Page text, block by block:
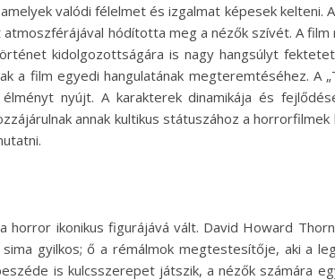
valódi félelmet és izgalmat képesek kelteni.
hódította meg a nézők szívét. A film
kidolgozottságára is nagy hangsúlyt
a film egyedi hangulatának megteremtéséhez. A
nyújt. A karakterek dinamikája és
annak kultikus státuszához a horrorfilmek
ikonikus figurájává vált. David Howard
gyilkos; ő a rémálmok megtestesítője, aki a
is kulcsszerepet játszik, a nézők számára